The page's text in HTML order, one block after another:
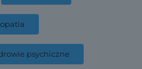
psychiczne